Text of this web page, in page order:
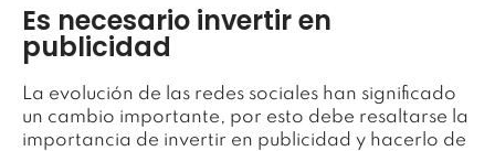
Es necesario invertir en
publicidad
La evolución de las redes sociales han significado
un cambio importante, por esto debe resaltarse la
importancia de invertir en publicidad y hacerlo de